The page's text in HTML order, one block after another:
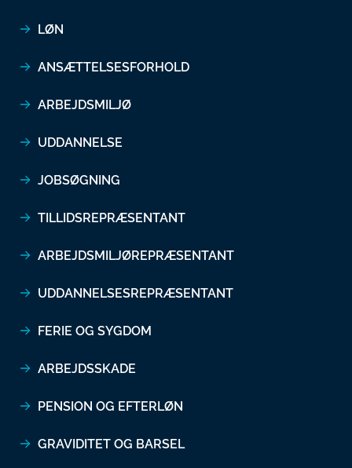
LØN
ANSÆTTELSESFORHOLD
ARBEJDSMILJØ
UDDANNELSE
JOBSØGNING
TILLIDSREPRÆSENTANT
ARBEJDSMILJØREPRÆSENTANT
UDDANNELSESREPRÆSENTANT
FERIE OG SYGDOM
ARBEJDSSKADE
PENSION OG EFTERLØN
GRAVIDITET OG BARSEL